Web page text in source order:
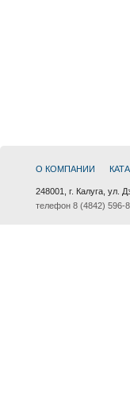
О КОМПАНИИ
248001, г. Калуга, ул.
телефон 8 (4842) 596-